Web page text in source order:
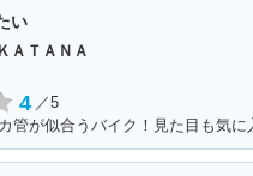
い
ＡＴＡＮＡ
4 ／5